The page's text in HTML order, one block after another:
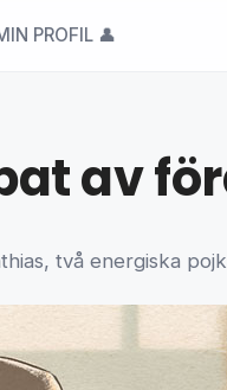
PROFIL 👤
av
två energiska